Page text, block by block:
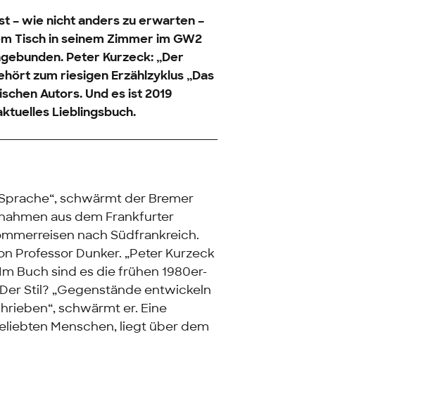
– wie nicht anders zu erwarten –
Tisch in seinem Zimmer im GW2
Peter Kurzeck: „Der
zum riesigen Erzählzyklus „Das
Autors. Und es ist 2019
Lieblingsbuch.
schwärmt der Bremer
aus dem Frankfurter
nach Südfrankreich.
Professor Dunker. „Peter Kurzeck
Buch sind es die frühen 1980er-
Stil? „Gegenstände entwickeln
schwärmt er. Eine
Menschen, liegt über dem